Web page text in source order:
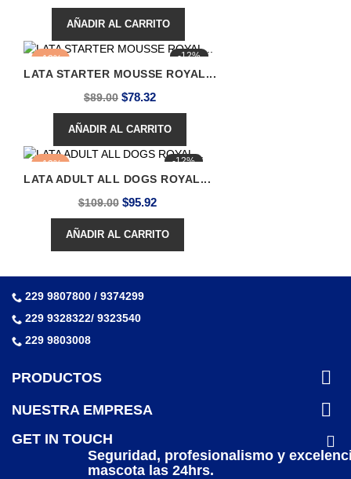
Seguridad, profesionalismo y
mascota las 24hrs.
base
AÑADIR AL CARRITO
-12%
-12%
LATA STARTER MOUSSE ROYAL...
Precio
base
$89.00 Precio
$78.32
AÑADIR AL CARRITO
-12%
-12%
LATA ADULT ALL DOGS ROYAL...
Precio
base
$109.00 Precio
$95.92
AÑADIR AL CARRITO
229 9807800 / 9374299
229 9328322/ 9323540
229 9803008
PRODUCTOS 
NUESTRA EMPRESA 
GET IN TOUCH